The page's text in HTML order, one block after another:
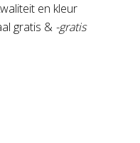
en kleur
gratis & -gratis